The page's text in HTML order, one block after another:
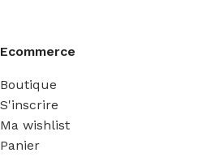
Ecommerce
Boutique
S'inscrire
Ma wishlist
Panier